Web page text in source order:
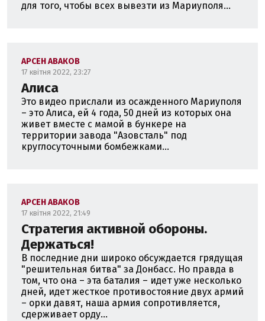
для того, чтобы всех вывезти из Мариуполя...
АРСЕН АВАКОВ
17 квітня 2022, 23:27
Алиса
Это видео прислали из осажденного Мариуполя
– это Алиса, ей 4 года, 50 дней из которых она
живет вместе с мамой в бункере на
территории завода "Азовсталь" под
круглосуточными бомбежками...
АРСЕН АВАКОВ
17 квітня 2022, 21:49
Стратегия активной обороны.
Держаться!
В последние дни широко обсуждается грядущая
"решительная битва" за Донбасс. Но правда в
том, что она – эта баталия – идет уже несколько
дней, идет жесткое противостояние двух армий
– орки давят, наша армия сопротивляется,
сдерживает орду...